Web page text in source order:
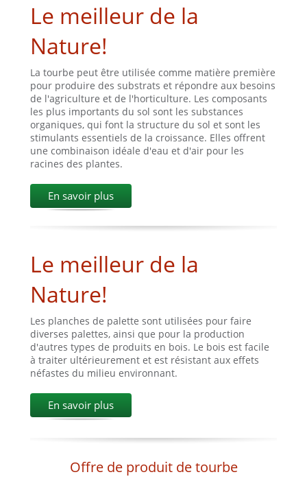
Le meilleur de la
Nature!
La tourbe peut être utilisée comme matière première
pour produire des substrats et répondre aux besoins
de l'agriculture et de l'horticulture. Les composants
les plus importants du sol sont les substances
organiques, qui font la structure du sol et sont les
stimulants essentiels de la croissance. Elles offrent
une combinaison idéale d'eau et d'air pour les
racines des plantes.
En savoir plus
Le meilleur de la
Nature!
Les planches de palette sont utilisées pour faire
diverses palettes, ainsi que pour la production
d'autres types de produits en bois. Le bois est facile
à traiter ultérieurement et est résistant aux effets
néfastes du milieu environnant.
En savoir plus
Offre de produit de tourbe